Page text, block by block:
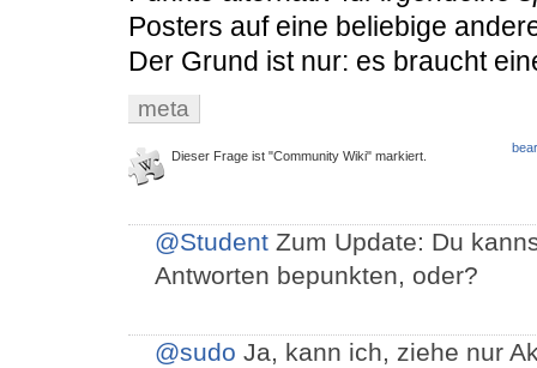
Posters auf eine beliebige
Der Grund ist nur: es braucht
meta
Dieser Frage ist "Community Wiki" markiert.
@Student Zum Update: Du
Antworten bepunkten, oder?
@sudo Ja, kann ich, ziehe nur